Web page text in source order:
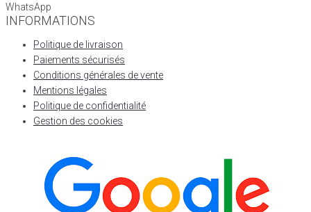
WhatsApp
INFORMATIONS
Politique de livraison
Paiements sécurisés
Conditions générales de vente
Mentions légales
Politique de confidentialité
Gestion des cookies